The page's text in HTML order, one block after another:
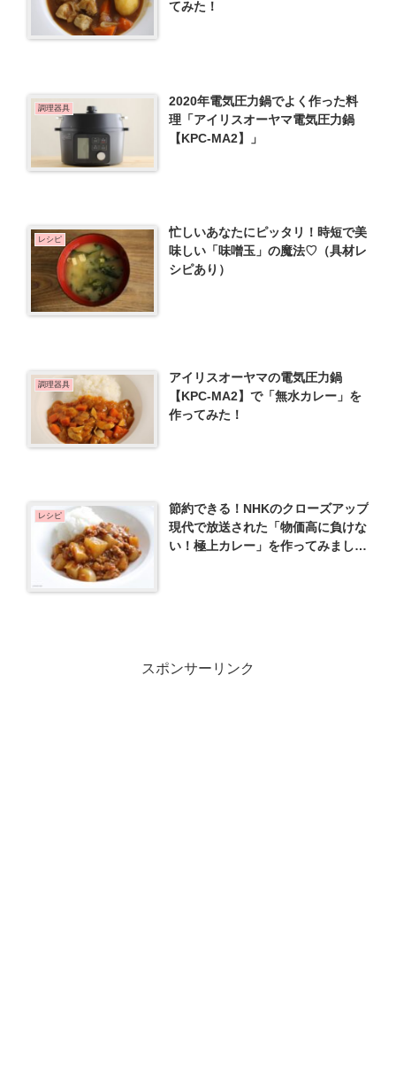
てみた！
調理器具
2020年電気圧力鍋でよく作った料
理「アイリスオーヤマ電気圧力鍋
【KPC-MA2】」
レシピ
忙しいあなたにピッタリ！時短で美
味しい「味噌玉」の魔法♡（具材レ
シピあり）
調理器具
アイリスオーヤマの電気圧力鍋
【KPC-MA2】で「無水カレー」を
作ってみた！
レシピ
節約できる！NHKのクローズアップ
現代で放送された「物価高に負けな
い！極上カレー」を作ってみまし
スポンサーリンク